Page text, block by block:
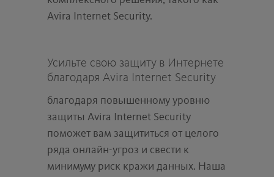
Avira Internet Security.
Усильте свою защиту в Интернете
благодаря Avira Internet Security
благодаря повышенному уровню
защиты Avira Internet Security
поможет вам защититься от целого
ряда онлайн-угроз и свести к
минимуму риск кражи данных. Наша